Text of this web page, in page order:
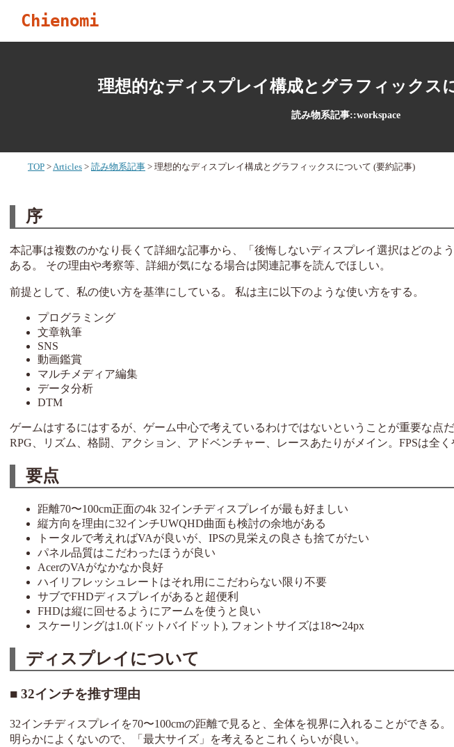
Chienomi
理想的なディスプレイ構成とグラフィックス
読み物系記事::workspace
TOP Articles 読み物系記事 理想的なディスプレイ構成とグラフィックスについて (要約記事)
序
本記事は複数のかなり長くて詳細な記事から、「後悔しないディスプレイ選択はどのよ
ある。 その理由や考察等、詳細が気になる場合は関連記事を読んでほしい。
前提として、私の使い方を基準にしている。 私は主に以下のような使い方をする。
プログラミング
文章執筆
SNS
動画鑑賞
マルチメディア編集
データ分析
DTM
ゲームはするにはするが、ゲーム中心で考えているわけではないということが重要な点
RPG、リズム、格闘、アクション、アドベンチャー、レースあたりがメイン。FPSは全く
要点
距離70〜100cm正面の4k 32インチディスプレイが最も好ましい
縦方向を理由に32インチUWQHD曲面も検討の余地がある
トータルで考えればVAが良いが、IPSの見栄えの良さも捨てがたい
パネル品質はこだわったほうが良い
AcerのVAがなかなか良好
ハイリフレッシュレートはそれ用にこだわらない限り不要
サブでFHDディスプレイがあると超便利
FHDは縦に回せるようにアームを使うと良い
スケーリングは1.0(ドットバイドット), フォントサイズは18〜24px
ディスプレイについて
32インチを推す理由
32インチディスプレイを70〜100cmの距離で見ると、全体を視界に入れることができる
明らかによくないので、「最大サイズ」を考えるとこれくらいが良い。